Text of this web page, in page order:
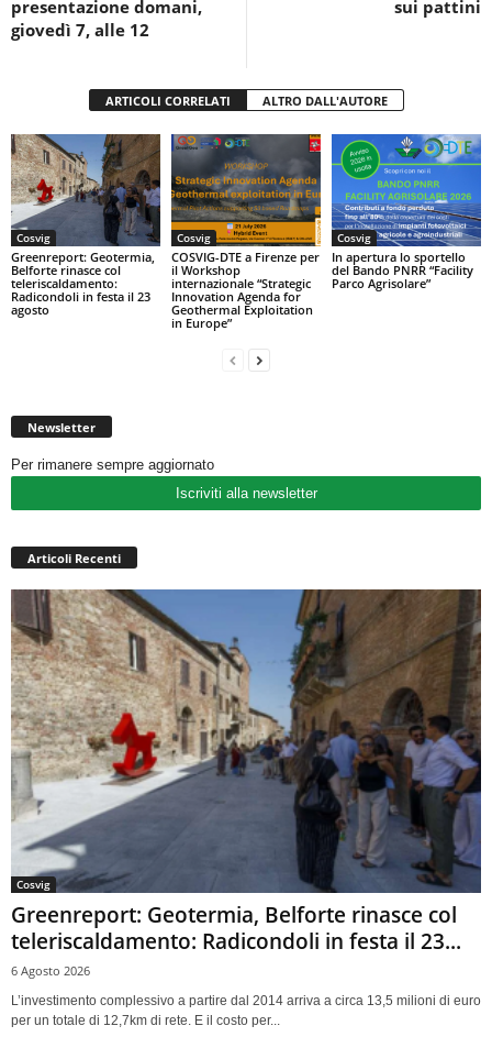
k
presentazione domani,
giovedì 7, alle 12
sui pattini
ARTICOLI CORRELATI ALTRO DALL'AUTORE
Cosvig
Greenreport: Geotermia,
Belforte rinasce col
teleriscaldamento:
Radicondoli in festa il 23
agosto
Cosvig
COSVIG-DTE a Firenze per
il Workshop
internazionale “Strategic
Innovation Agenda for
Geothermal Exploitation
in Europe”
Cosvig
In apertura lo sportello
del Bando PNRR “Facility
Parco Agrisolare”
Newsletter
Per rimanere sempre aggiornato
Iscriviti alla newsletter
Articoli Recenti
Cosvig
Greenreport: Geotermia, Belforte rinasce col
teleriscaldamento: Radicondoli in festa il 23...
6 Agosto 2026
L’investimento complessivo a partire dal 2014 arriva a circa 13,5 milioni di euro
per un totale di 12,7km di rete. E il costo per...